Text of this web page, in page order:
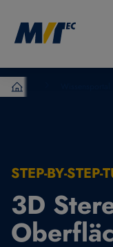
MVTec Software –
STEP-BY-
3D